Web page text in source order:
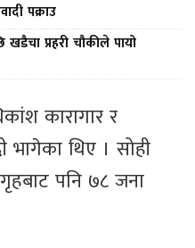
पक्राउ
प्रहरी चौकीले पायो
कारागार र
भागेका थिए । सोही
पनि ७८ जना